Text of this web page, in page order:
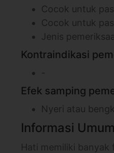
Cocok untuk
Cocok untuk
Jenis
Kontraindikasi
-
Efek samping
Nyeri atau
Informasi Umum
Hati memiliki